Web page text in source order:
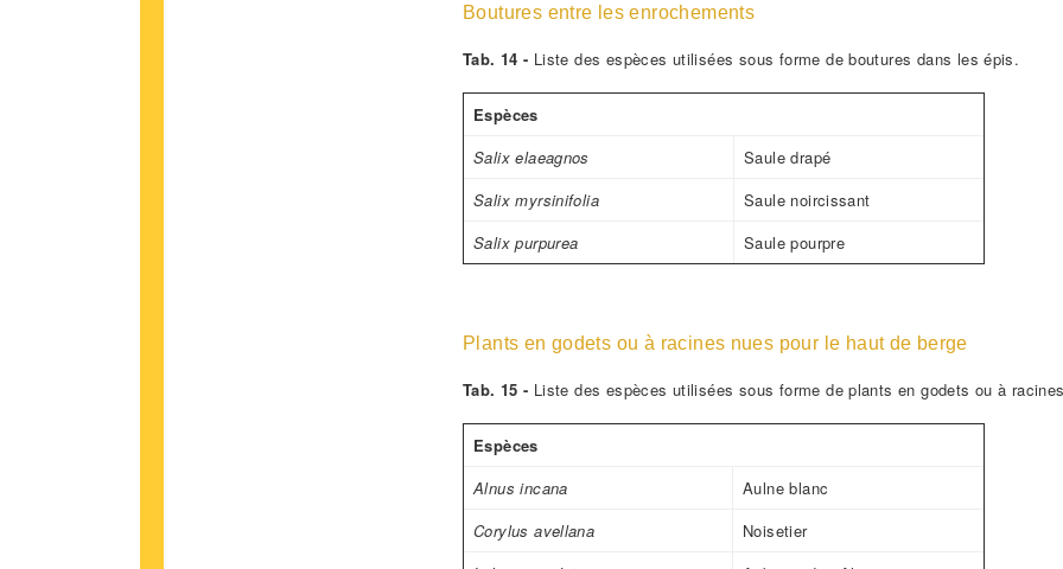
Boutures entre les enrochements
Tab. 14 - Liste des espèces utilisées sous forme de boutures dans les épis.
Espèces
Salix elaeagnos
Saule drapé
Salix myrsinifolia
Saule noircissant
Salix purpurea
Saule pourpre
Plants en godets ou à racines nues pour le haut de berge
Tab. 15 - Liste des espèces utilisées sous forme de plants en godets ou à
Espèces
Alnus incana
Aulne blanc
Corylus avellana
Noisetier